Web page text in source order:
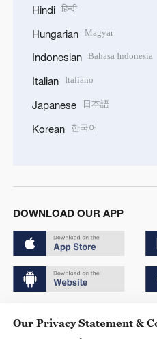
Hindi हिन्दी
Hungarian Magyar
Indonesian Bahasa Indonesia
Italian Italiano
Japanese 日本語
Korean 한국어
DOWNLOAD OUR APP
京ICP备20000184号
Our Privacy Statement &